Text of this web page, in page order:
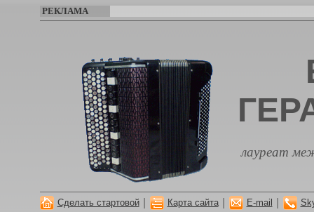
РЕКЛАМА
лауреат
Сделать стартовой Карта сайта E-mail